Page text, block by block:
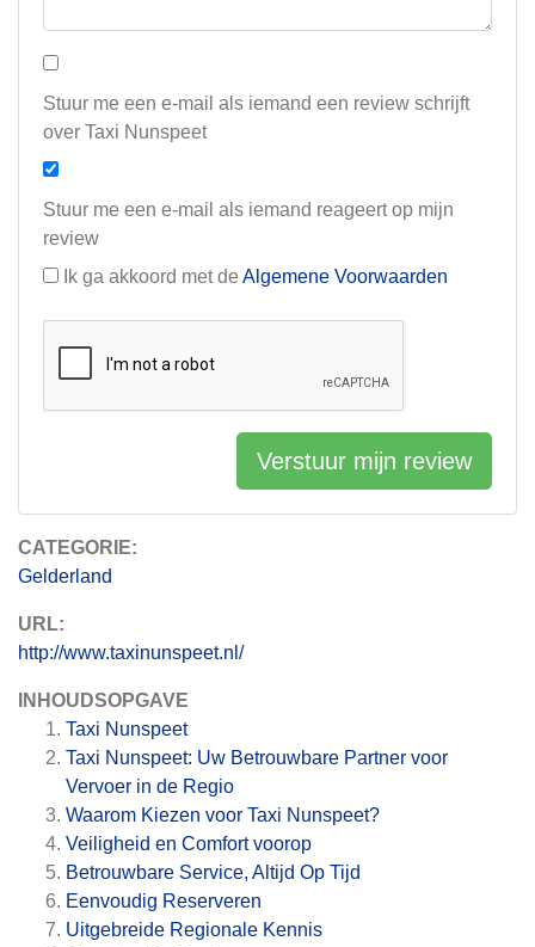
CATEGORIE:
Gelderland
URL:
http://www.taxinunspeet.nl/
INHOUDSOPGAVE
Taxi Nunspeet
Taxi Nunspeet: Uw Betrouwbare Partner voor
Vervoer in de Regio
Waarom Kiezen voor Taxi Nunspeet?
Veiligheid en Comfort voorop
Betrouwbare Service, Altijd Op Tijd
Eenvoudig Reserveren
Uitgebreide Regionale Kennis
Stuur me een e-mail als iemand een review schrijft
over Taxi Nunspeet
Stuur me een e-mail als iemand reageert op mijn
review
Ik ga akkoord met de Algemene Voorwaarden
Verstuur mijn review